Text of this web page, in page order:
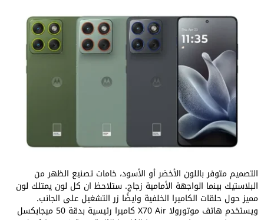
التصميم متوفر باللون الأخضر أو الأسود، خامات تصنيع الظهر من
البلاستيك بينما الواجهة الأمامية زجاج. ستلاحظ ان كل لون يمتلك لون
مميز حول حلقات الكاميرا الخلفية وايضًا زر التشغيل على الجانب.
ويستخدم هاتف موتورولا X70 Air كاميرا رئيسية بدقة 50 ميجابكسل